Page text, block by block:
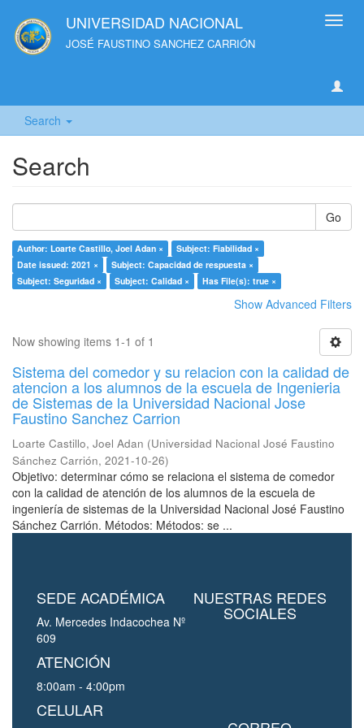
UNIVERSIDAD NACIONAL
JOSÉ FAUSTINO SANCHEZ CARRIÓN
Search
Search
Go
Author: Loarte Castillo, Joel Adan ×
Subject: Fiabilidad ×
Date issued: 2021 ×
Subject: Capacidad de respuesta ×
Subject: Seguridad ×
Subject: Calidad × Has File(s): true ×
Show Advanced Filters
Now showing items 1-1 of 1
Sistema del comedor y su relacion con la calidad de
atencion a los alumnos de la escuela de Ingenieria
de Sistemas de la Universidad Nacional Jose
Faustino Sanchez Carrion
Loarte Castillo, Joel Adan (Universidad Nacional José Faustino
Sánchez Carrión, 2021-10-26)
Objetivo: determinar cómo se relaciona el sistema de comedor
con la calidad de atención de los alumnos de la escuela de
ingeniería de sistemas de la Universidad Nacional José Faustino
Sánchez Carrión. Métodos: Métodos: se ...
SEDE ACADÉMICA
Av. Mercedes Indacochea Nº
609
ATENCIÓN
8:00am - 4:00pm
CELULAR
NUESTRAS REDES
SOCIALES